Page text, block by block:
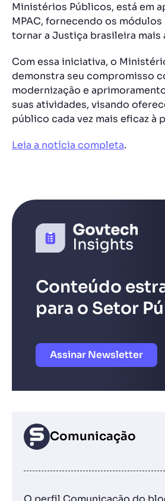
Ministérios Públicos, está em
MPAC, fornecendo os
tornar a Justiça brasileira mais
Com essa iniciativa, o
demonstra seu compromisso
modernização e
suas atividades, visando
público cada vez mais eficaz à
Leia a notícia completa.
Conteúdo
para o Setor
Assinar Newsletter
Comunicação